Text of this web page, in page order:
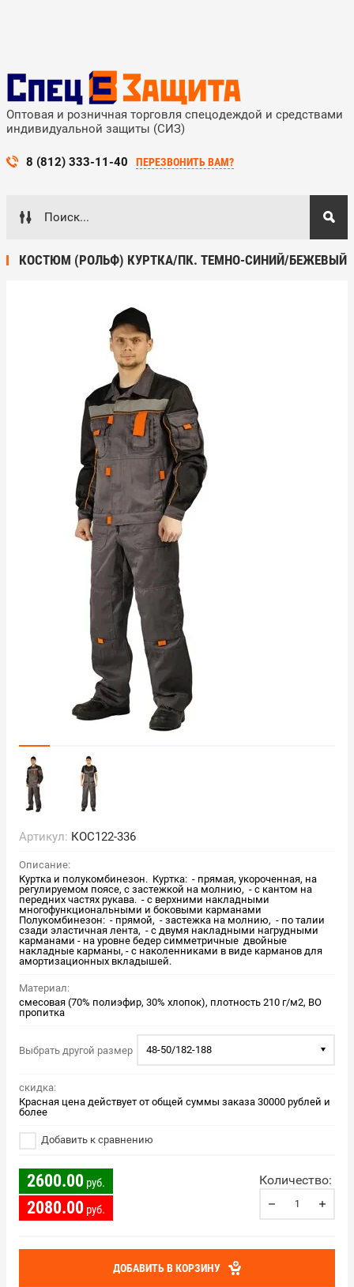
Оптовая и розничная торговля спецодеждой и средствами
индивидуальной защиты (СИЗ)
8 (812) 333-11-40 ПЕРЕЗВОНИТЬ ВАМ?
КОСТЮМ (РОЛЬФ) КУРТКА/ПК. ТЕМНО-СИНИЙ/БЕЖЕВЫЙ
Артикул: КОС122-336
Описание:
Куртка и полукомбинезон. Куртка: - прямая, укороченная, на
регулируемом поясе, с застежкой на молнию, - с кантом на
передних частях рукава. - с верхними накладными
многофункциональными и боковыми карманами
Полукомбинезон: - прямой, - застежка на молнию, - по талии
сзади эластичная лента, - с двумя накладными нагрудными
карманами - на уровне бедер симметричные двойные
накладные карманы, - с наколенниками в виде карманов для
амортизационных вкладышей.
Материал:
смесовая (70% полиэфир, 30% хлопок), плотность 210 г/м2, ВО
пропитка
Выбрать другой размер 48-50/182-188
скидка:
Красная цена действует от общей суммы заказа 30000 рублей и
более
Добавить к сравнению
2600.00 руб.
2080.00 руб.
Количество:
ДОБАВИТЬ В КОРЗИНУ